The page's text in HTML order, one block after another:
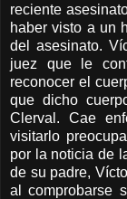
reciente
haber visto a un
del asesinato.
juez que le
reconocer el
que dicho
Clerval. Cae
visitarlo
por la noticia de
de su padre,
al comprobarse